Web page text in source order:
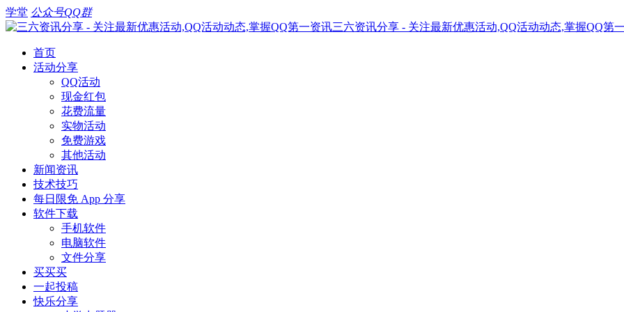
学堂 公众号QQ群
三六资讯分享 - 关注最新优惠活动,QQ活动动态,掌握QQ第
首页
活动分享
QQ活动
现金红包
花费流量
实物活动
免费游戏
其他活动
新闻资讯
技术技巧
每日限免 App 分享
软件下载
手机软件
电脑软件
文件分享
买买买
一起投稿
快乐分享